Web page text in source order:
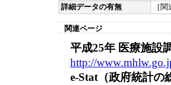
詳細データの有無
［
関連ページ
平成25年 医療施設
http://
e-Stat（政府統計の